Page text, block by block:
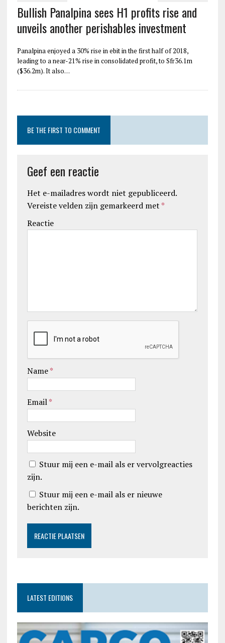
Bullish Panalpina sees H1 profits rise and
unveils another perishables investment
Panalpina enjoyed a 30% rise in ebit in the first half of 2018,
leading to a near-21% rise in consolidated profit, to Sfr36.1m
($36.2m). It also…
BE THE FIRST TO COMMENT
Geef een reactie
Het e-mailadres wordt niet gepubliceerd.
Vereiste velden zijn gemarkeerd met *
Reactie
Name*
Email*
Website
Stuur mij een e-mail als er vervolgreacties
zijn.
Stuur mij een e-mail als er nieuwe
berichten zijn.
LATEST EDITIONS